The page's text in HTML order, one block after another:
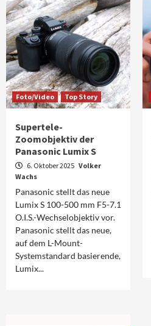
Foto/Video Top Story
Supertele-
Zoomobjektiv der
Panasonic Lumix S
6. Oktober 2025 Volker
Wachs
Panasonic stellt das neue
Lumix S 100-500 mm F5-7.1
O.I.S.-Wechselobjektiv vor.
Panasonic stellt das neue,
auf dem L-Mount-
Systemstandard basierende,
Lumix...